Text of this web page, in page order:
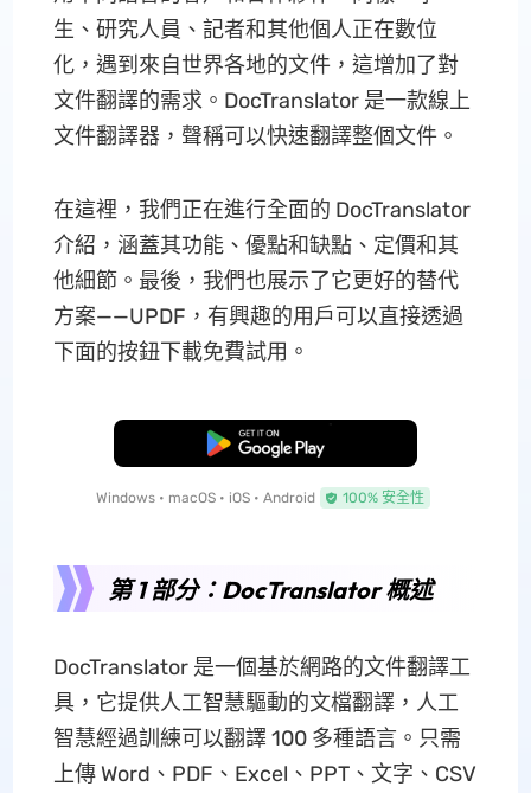
生、研究人員、記者和其他個人正在數位
化，遇到來自世界各地的文件，這增加了對
文件翻譯的需求。DocTranslator 是一款線上
文件翻譯器，聲稱可以快速翻譯整個文件。
在這裡，我們正在進行全面的 DocTranslator
介紹，涵蓋其功能、優點和缺點、定價和其
他細節。最後，我們也展示了它更好的替代
方案——UPDF，有興趣的用戶可以直接透過
下面的按鈕下載免費試用。
免費下載
Windows • macOS • iOS • Android 100% 安全性
第 1 部分：DocTranslator 概述
DocTranslator 是一個基於網路的文件翻譯工
具，它提供人工智慧驅動的文檔翻譯，人工
智慧經過訓練可以翻譯 100 多種語言。只需
上傳 Word、PDF、Excel、PPT、文字、CSV